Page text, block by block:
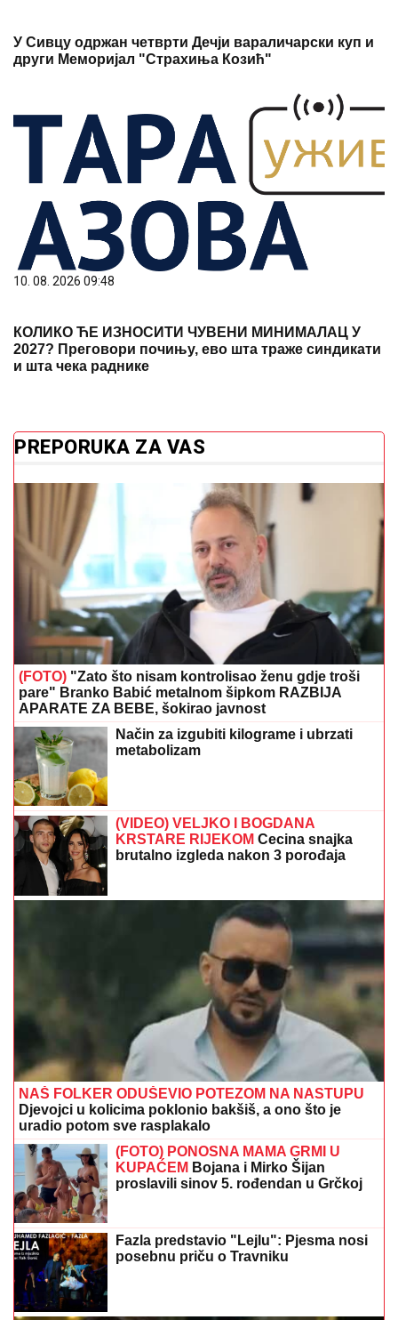
У Сивцу одржан четврти Дечји вараличарски куп и
други Меморијал "Страхиња Козић"
10. 08. 2026 09:48
КОЛИКО ЋЕ ИЗНОСИТИ ЧУВЕНИ МИНИМАЛАЦ У
2027? Преговори почињу, ево шта траже синдикати
и шта чека раднике
PREPORUKA ZA VAS
(FOTO) "Zato što nisam kontrolisao ženu gdje troši
pare" Branko Babić metalnom šipkom RAZBIJA
APARATE ZA BEBE, šokirao javnost
Način za izgubiti kilograme i ubrzati
metabolizam
(VIDEO) VELJKO I BOGDANA
KRSTARE RIJEKOM Cecina snajka
brutalno izgleda nakon 3 porođaja
NAŠ FOLKER ODUŠEVIO POTEZOM NA NASTUPU
Djevojci u kolicima poklonio bakšiš, a ono što je
uradio potom sve rasplakalo
(FOTO) PONOSNA MAMA GRMI U
KUPAĆEM Bojana i Mirko Šijan
proslavili sinov 5. rođendan u Grčkoj
Fazla predstavio "Lejlu": Pjesma nosi
posebnu priču o Travniku